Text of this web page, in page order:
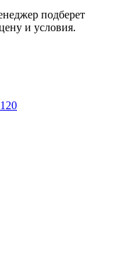
подберет
и условия.